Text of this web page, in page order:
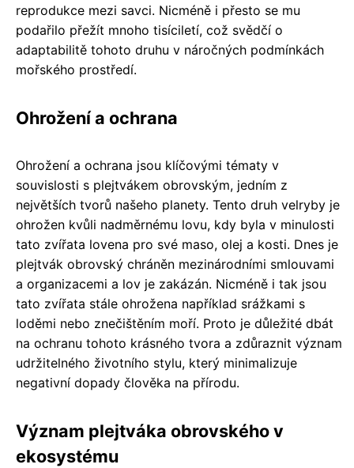
reprodukce mezi savci. Nicméně i přesto se mu
podařilo přežít mnoho tisíciletí, což svědčí o
adaptabilitě tohoto druhu v náročných podmínkách
mořského prostředí.
Ohrožení a ochrana
Ohrožení a ochrana jsou klíčovými tématy v
souvislosti s plejtvákem obrovským, jedním z
největších tvorů našeho planety. Tento druh velryby je
ohrožen kvůli nadměrnému lovu, kdy byla v minulosti
tato zvířata lovena pro své maso, olej a kosti. Dnes je
plejtvák obrovský chráněn mezinárodními smlouvami
a organizacemi a lov je zakázán. Nicméně i tak jsou
tato zvířata stále ohrožena například srážkami s
loděmi nebo znečištěním moří. Proto je důležité dbát
na ochranu tohoto krásného tvora a zdůraznit význam
udržitelného životního stylu, který minimalizuje
negativní dopady člověka na přírodu.
Význam plejtváka obrovského v
ekosystému